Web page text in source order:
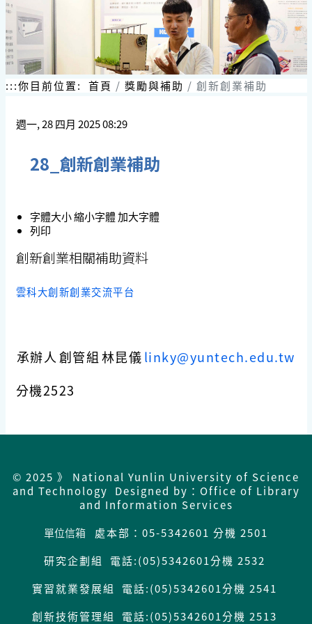
:::你目前位置: 首頁 獎勵與補助 創新創業補助
週一, 28 四月 2025 08:29
28_創新創業補助
字體大小縮小字體加大字體
列印
創新創業相關補助資料
雲科大創新創業交流平台
承辦人創管組 林昆儀linky@yuntech.edu.tw
分機2523
© 2025 》 National Yunlin University of Science
and Technology Designed by：Office of Library
and Information Services
單位信箱
處本部：05-5342601 分機 2501
研究企劃組 電話:(05)5342601分機 2532
實習就業發展組 電話:(05)5342601分機 2541
創新技術管理組 電話:(05)5342601分機 2513